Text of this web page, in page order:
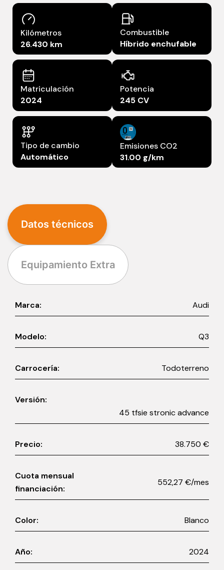
Kilómetros
26.430 km
Combustible
Híbrido enchufable
Matriculación
2024
Potencia
245 CV
Tipo de cambio
Automático
Emisiones CO2
31.00 g/km
Datos técnicos
Equipamiento Extra
Marca: Audi
Modelo: Q3
Carrocería: Todoterreno
Versión:
45 tfsie stronic advance
Precio: 38.750 €
Cuota mensual
financiación:
552,27 €/mes
Color: Blanco
Año: 2024